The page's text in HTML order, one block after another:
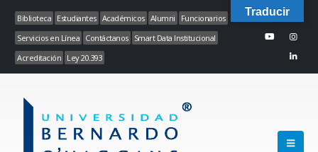
Biblioteca Estudiantes Académicos Alumni
Funcionarios
Servicios en Línea Contáctanos
Smart Data Institucional
Acreditación Ley 20.393
Traducir